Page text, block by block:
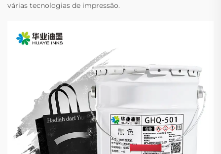
várias tecnologias de impressão.